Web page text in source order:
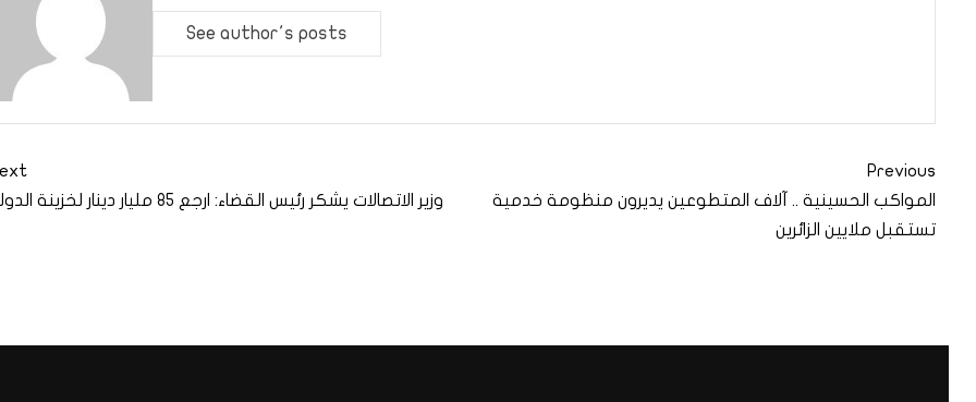
See author's posts
Previous
المواكب الحسينية .. آلاف المتطوعين يديرون منظومة خدمية
تستقبل ملايين الزائرين
وزير الاتصالات يشكر رئيس القضاء: ارجع 85 مليار دينار لخزينة الدولة